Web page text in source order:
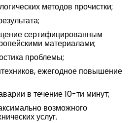
методов прочистки;
сертифицированным
материалами;
проблемы;
ежегодное повышение
в течение 10-ти минут;
возможного
услуг.